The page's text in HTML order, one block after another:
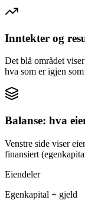
Inntekter og
Det blå området
hva som er igjen som
Balanse: hva
Venstre side viser
finansiert
Eiendeler
Egenkapital + gjeld